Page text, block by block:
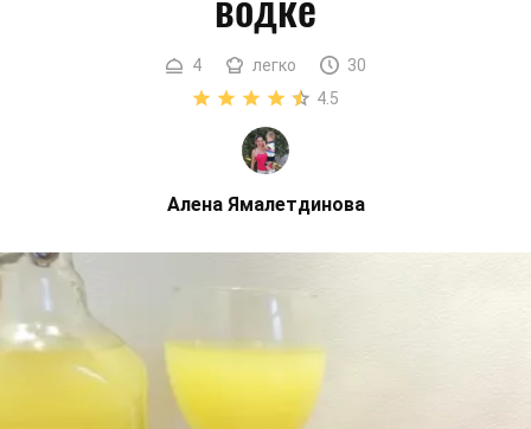
4 легко
30
4.5
Алена Ямалетдинова